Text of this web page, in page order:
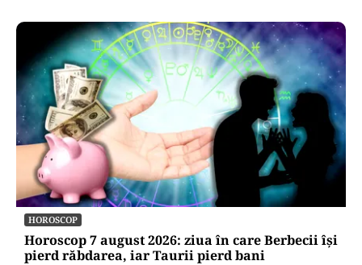
HOROSCOP
Horoscop 7 august 2026: ziua în care Berbecii își
pierd răbdarea, iar Taurii pierd bani